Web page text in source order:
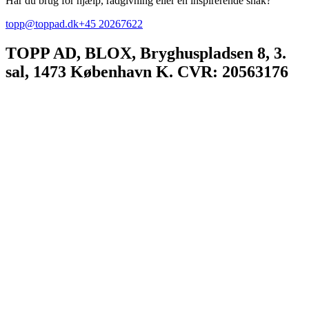
topp@toppad.dk+45 20267622
TOPP AD, BLOX, Bryghuspladsen 8, 3.
sal, 1473 København K. CVR: 20563176